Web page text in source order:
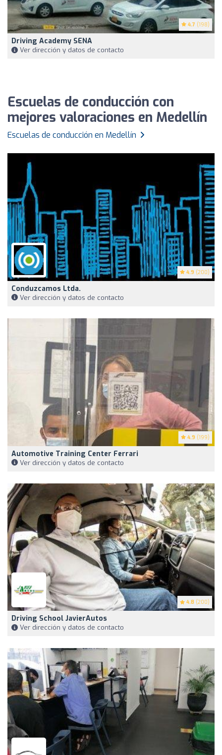
4.7 (198)
Driving Academy SENA
Ver dirección y datos de contacto
Escuelas de conducción con
mejores valoraciones en Medellín
Escuelas de conducción en Medellín
4.9 (200)
Conduzcamos Ltda.
Ver dirección y datos de contacto
4.9 (199)
Automotive Training Center Ferrari
Ver dirección y datos de contacto
4.8 (200)
Driving School JavierAutos
Ver dirección y datos de contacto